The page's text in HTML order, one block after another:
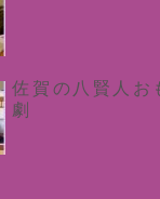
佐賀の八賢人お
劇